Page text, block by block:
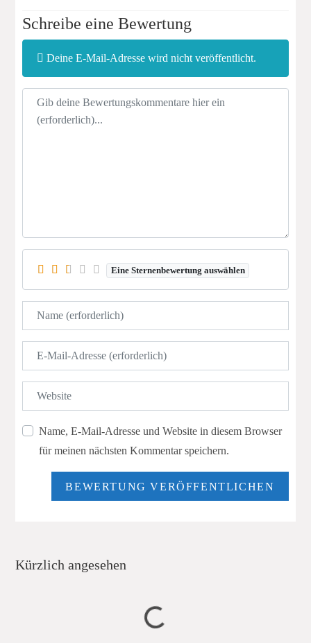
Schreibe eine Bewertung
Deine E-Mail-Adresse wird nicht veröffentlicht.
Rezensionstext
Eine Sternenbewertung auswählen
Name
E-Mail
Website
Name, E-Mail-Adresse und Website in diesem Browser
für meinen nächsten Kommentar speichern.
Kürzlich angesehen